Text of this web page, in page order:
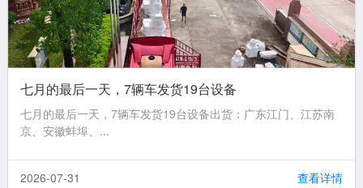
七月的最后一天，7辆车发货19台设备
七月的最后一天，7辆车发货19台设备出货：广东江门、江苏南
京、安徽蚌埠、...
2026-07-31 查看详情